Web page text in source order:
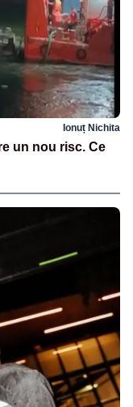
Ionuț Nichita
un nou risc. Ce